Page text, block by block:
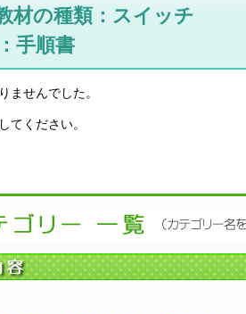
材の種類：スイッチ
手順書
ませんでした。
てください。